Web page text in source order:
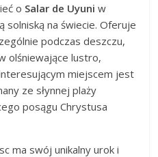
o Salar de Uyuni w
solniską na świecie. Oferuje
podczas deszczu,
olśniewające lustro,
miejscem jest
ze słynnej plaży
posągu Chrystusa
ma swój unikalny urok i